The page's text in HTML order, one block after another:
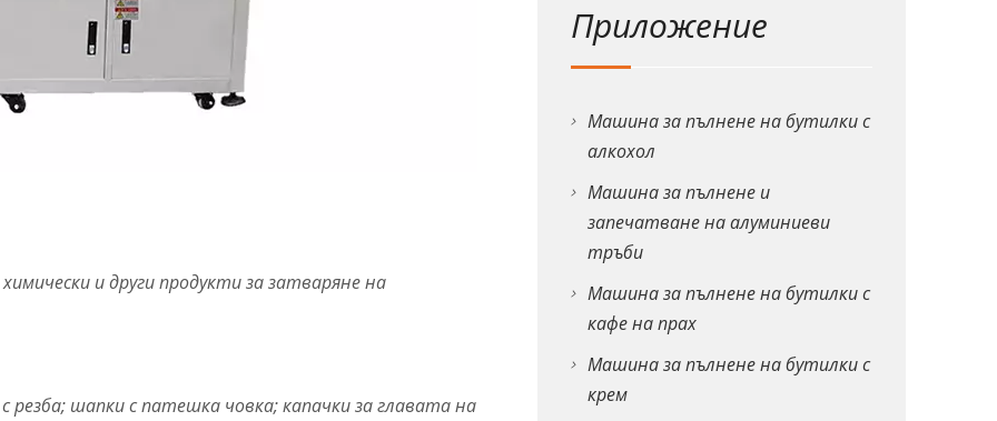
и други продукти за затваряне на
резба; шапки с патешка човка; капачки за главата на
Приложение
Машина за пълнене на бутилки с
алкохол
Машина за пълнене и
запечатване на алуминиеви
тръби
Машина за пълнене на бутилки с
кафе на прах
Машина за пълнене на бутилки с
крем